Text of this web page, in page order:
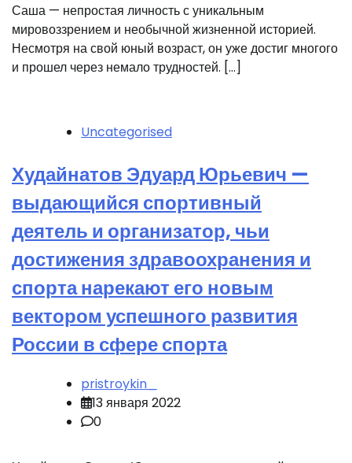
Саша — непростая личность с уникальным
мировоззрением и необычной жизненной историей.
Несмотря на свой юный возраст, он уже достиг многого
и прошел через немало трудностей. […]
Uncategorised
Худайнатов Эдуард Юрьевич —
выдающийся спортивный
деятель и организатор, чьи
достижения здравоохранения и
спорта нарекают его новым
вектором успешного развития
России в сфере спорта
pristroykin_
13 января 2022
0